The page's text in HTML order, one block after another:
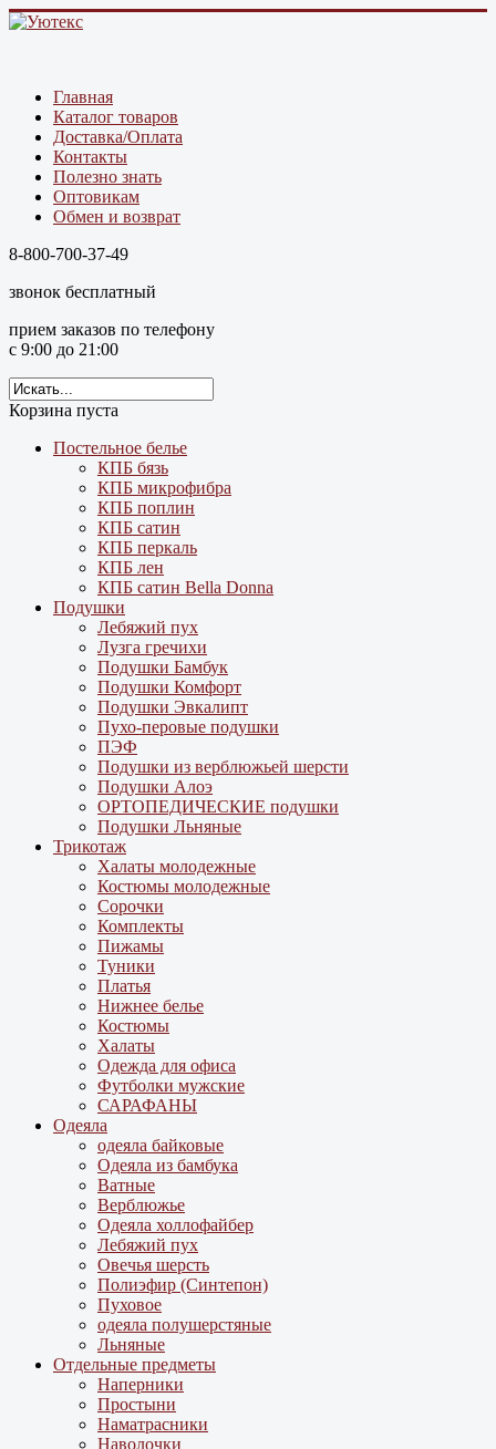
Главная
Каталог товаров
Доставка/Оплата
Контакты
Полезно знать
Оптовикам
Обмен и возврат
8-800-700-37-49
звонок бесплатный
прием заказов по телефону
с 9:00 до 21:00
Корзина пуста
Постельное белье
КПБ бязь
КПБ микрофибра
КПБ поплин
КПБ сатин
КПБ перкаль
КПБ лен
КПБ сатин Bella Donna
Подушки
Лебяжий пух
Лузга гречихи
Подушки Бамбук
Подушки Комфорт
Подушки Эвкалипт
Пухо-перовые подушки
ПЭФ
Подушки из верблюжьей шерсти
Подушки Алоэ
ОРТОПЕДИЧЕСКИЕ подушки
Подушки Льняные
Трикотаж
Халаты молодежные
Костюмы молодежные
Сорочки
Комплекты
Пижамы
Туники
Платья
Нижнее белье
Костюмы
Халаты
Одежда для офиса
Футболки мужские
САРАФАНЫ
Одеяла
одеяла байковые
Одеяла из бамбука
Ватные
Верблюжье
Одеяла холлофайбер
Лебяжий пух
Овечья шерсть
Полиэфир (Синтепон)
Пуховое
одеяла полушерстяные
Льняные
Отдельные предметы
Наперники
Простыни
Наматрасники
Наволочки